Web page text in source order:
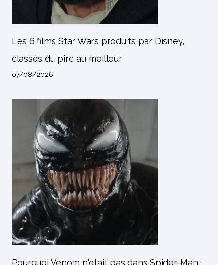
Les 6 films Star Wars produits par Disney,
classés du pire au meilleur
07/08/2026
Pourquoi Venom n'était pas dans Spider-Man :